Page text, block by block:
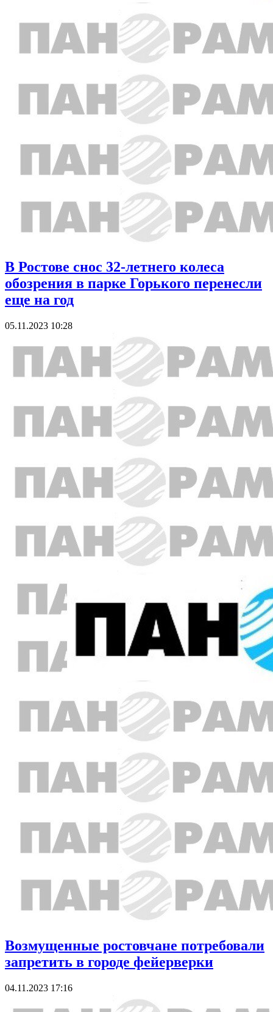
В Ростове снос 32-летнего колеса
обозрения в парке Горького перенесли
еще на год
05.11.2023 10:28
Возмущенные ростовчане потребовали
запретить в городе фейерверки
04.11.2023 17:16